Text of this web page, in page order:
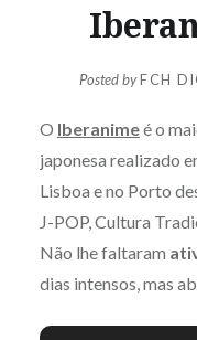
Posted byFCH
O Iberanimeé o
japonesa realizado
Lisboa e no Porto
J-POP, Cultura
Não lhe faltaram
dias intensos, mas